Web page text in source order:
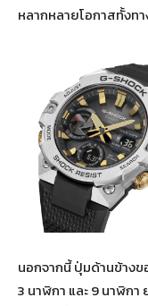
หลากหลายโอกาสทั้งท
นอกจากนี้ ปุ่มด้านข้าง
3 นาฬิกา และ 9 นาฬิก